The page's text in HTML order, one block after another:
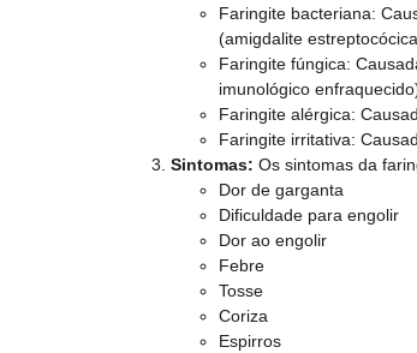
Faringite bacteriana:
(amigdalite
Faringite fúngica:
imunológico
Faringite alérgica:
Faringite irritativa:
Sintomas: Os sintomas da
Dor de garganta
Dificuldade para engolir
Dor ao engolir
Febre
Tosse
Coriza
Espirros